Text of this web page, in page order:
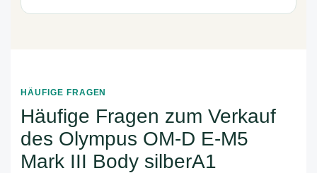
HÄUFIGE FRAGEN
Häufige Fragen zum Verkauf
des Olympus OM-D E-M5
Mark III Body silberA1